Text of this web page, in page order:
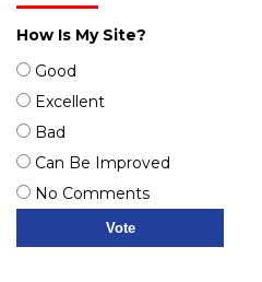
How Is My Site?
Good
Excellent
Bad
Can Be Improved
No Comments